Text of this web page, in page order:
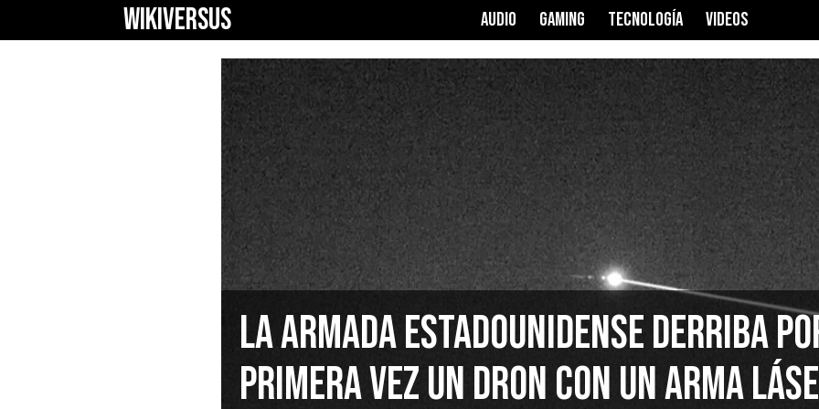
WIKIVERSUS AUDIO GAMING TECNOLOGÍA VIDEOS
La Armada estadounidense derriba
primera vez un dron con un arma